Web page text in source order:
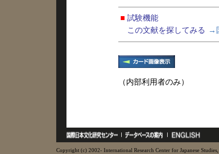
■ 試験機能
この文献を探してみる
→
（内部利用者のみ）
Copyright (c) 2002- International Research Center for Japanese